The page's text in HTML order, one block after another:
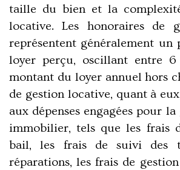
taille du bien et la
locative. Les honoraires de
représentent généralement un
loyer perçu, oscillant entre
montant du loyer annuel hors
de gestion locative, quant à
aux dépenses engagées pour
immobilier, tels que les frais
bail, les frais de suivi des
réparations, les frais de